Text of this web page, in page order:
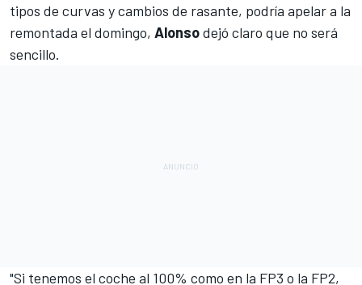
tipos de curvas y cambios de rasante, podría apelar a la
remontada el domingo, Alonsodejó claro que no será
sencillo.
"Si tenemos el coche al 100% como en la FP3 o la FP2,